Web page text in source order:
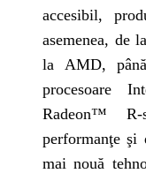
accesibil,
asemenea, de
la AMD,
procesoare
Radeon™
performanţe
mai nouă